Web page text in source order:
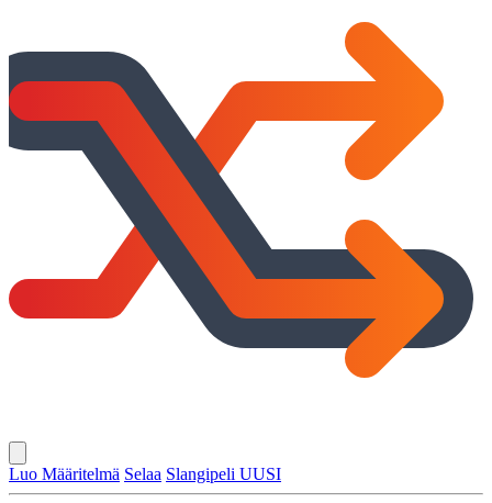
Luo Määritelmä Selaa Slangipeli UUSI